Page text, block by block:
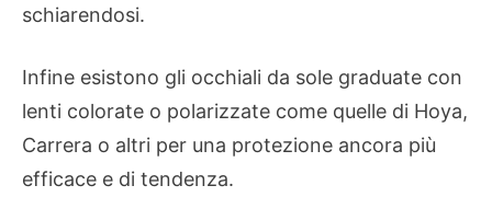
schiarendosi.
Infine esistono gli occhiali da sole graduate con
lenti colorate o polarizzate come quelle di Hoya,
Carrera o altri per una protezione ancora più
efficace e di tendenza.